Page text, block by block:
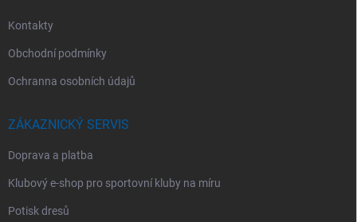
Kontakty
Obchodní podmínky
Ochranna osobních údajů
ZÁKAZNICKÝ SERVIS
Doprava a platba
Klubový e-shop pro sportovní kluby na míru
Potisk dresů